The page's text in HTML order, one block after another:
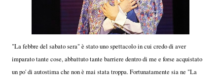
"La febbre del sabato sera" è stato uno spettacolo in cui credo di aver
imparato tante cose, abbattuto tante barriere dentro di me e forse acquistato
un po' di autostima che non è mai stata troppa. Fortunatamente sia ne "La